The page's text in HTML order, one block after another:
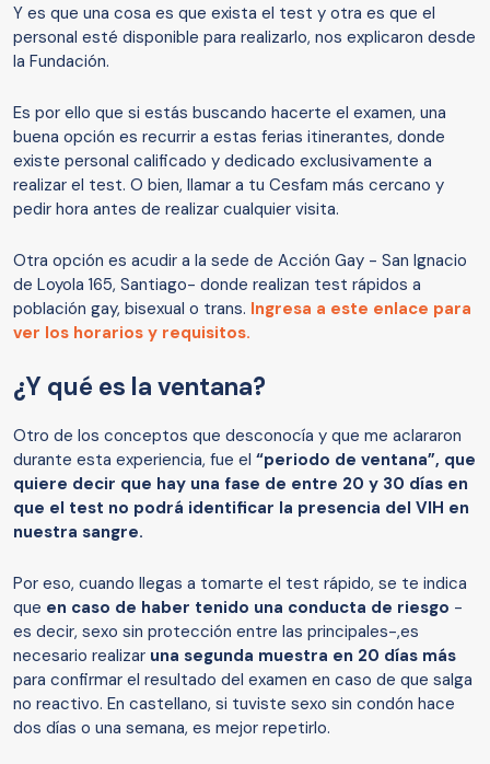
Y es que una cosa es que exista el test y otra es que el
personal esté disponible para realizarlo, nos explicaron desde
la Fundación.
Es por ello que si estás buscando hacerte el examen, una
buena opción es recurrir a estas ferias itinerantes, donde
existe personal calificado y dedicado exclusivamente a
realizar el test. O bien, llamar a tu Cesfam más cercano y
pedir hora antes de realizar cualquier visita.
Otra opción es acudir a la sede de Acción Gay - San Ignacio
de Loyola 165, Santiago- donde realizan test rápidos a
población gay, bisexual o trans. Ingresa a este enlace para
ver los horarios y requisitos.
¿Y qué es la ventana?
Otro de los conceptos que desconocía y que me aclararon
durante esta experiencia, fue el “periodo de ventana”, que
quiere decir que hay una fase de entre 20 y 30 días en
que el test no podrá identificar la presencia del VIH en
nuestra sangre.
Por eso, cuando llegas a tomarte el test rápido, se te indica
que en caso de haber tenido una conducta de riesgo -
es decir, sexo sin protección entre las principales-,es
necesario realizar una segunda muestra en 20 días más
para confirmar el resultado del examen en caso de que salga
no reactivo. En castellano, si tuviste sexo sin condón hace
dos días o una semana, es mejor repetirlo.